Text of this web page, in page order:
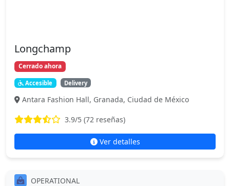
Longchamp
Cerrado ahora
Accesible Delivery
Antara Fashion Hall, Granada, Ciudad de México
3.9/5 (72 reseñas)
Ver detalles
OPERATIONAL